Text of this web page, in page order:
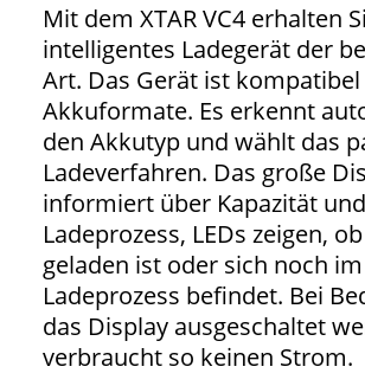
Mit dem XTAR VC4 erhalten
intelligentes Ladegerät der
Art. Das Gerät ist
Akkuformate. Es erkennt
den Akkutyp und wählt das
Ladeverfahren. Das große
informiert über Kapazität und
Ladeprozess, LEDs zeigen,
geladen ist oder sich noch im
Ladeprozess befindet. Bei
das Display ausgeschaltet
verbraucht so keinen Strom.